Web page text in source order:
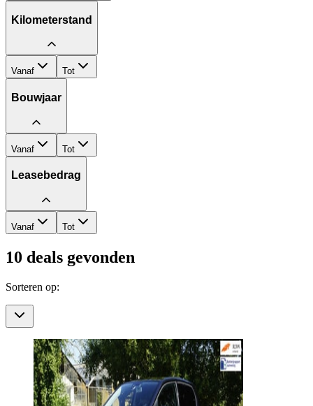
Kilometerstand
Vanaf Tot
Bouwjaar
Vanaf Tot
Leasebedrag
Vanaf Tot
10 deals gevonden
Sorteren op: